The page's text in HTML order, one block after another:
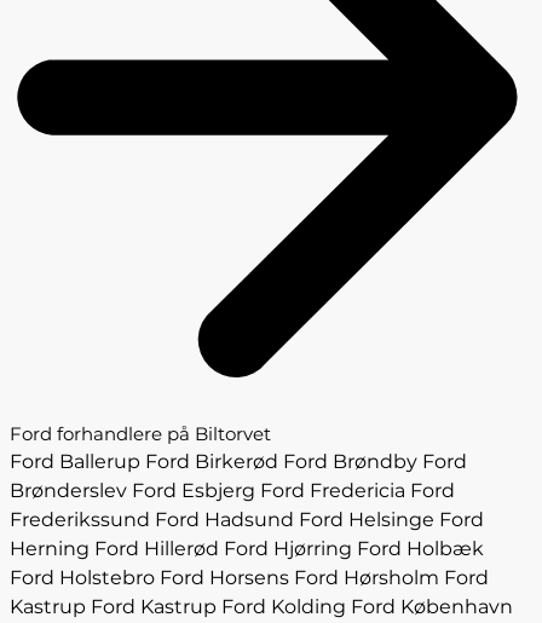
Ford forhandlere på Biltorvet
Ford Ballerup Ford Birkerød Ford Brøndby Ford
Brønderslev Ford Esbjerg Ford Fredericia Ford
Frederikssund Ford Hadsund Ford Helsinge Ford
Herning Ford Hillerød Ford Hjørring Ford Holbæk
Ford Holstebro Ford Horsens Ford Hørsholm Ford
Kastrup Ford Kastrup Ford Kolding Ford København